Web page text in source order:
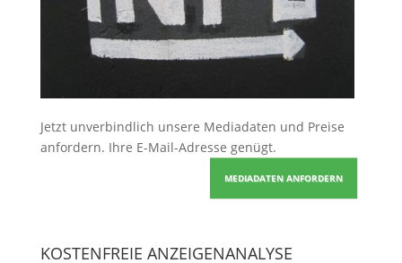
Jetzt unverbindlich unsere Mediadaten und Preise
anfordern. Ihre E-Mail-Adresse genügt.
MEDIADATEN ANFORDERN
KOSTENFREIE ANZEIGENANALYSE